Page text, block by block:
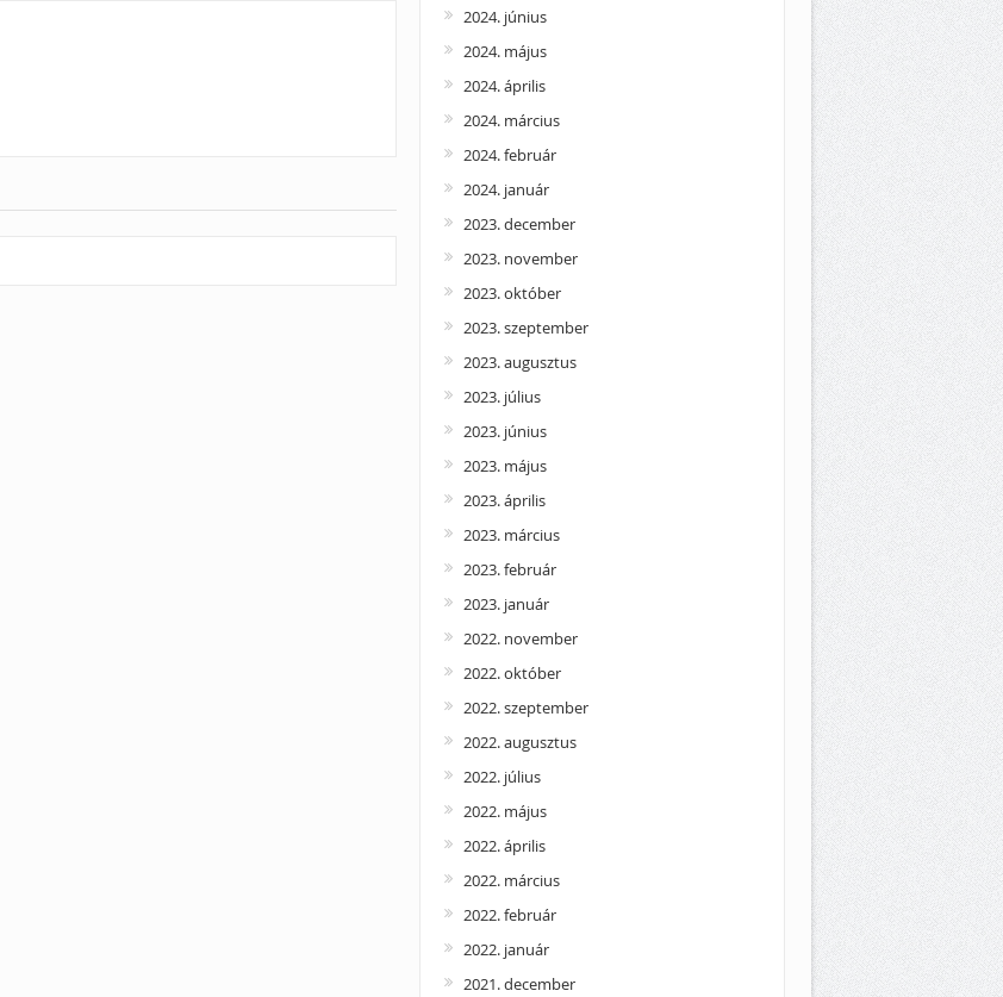
2024. június
2024. május
2024. április
2024. március
2024. február
2024. január
2023. december
2023. november
2023. október
2023. szeptember
2023. augusztus
2023. július
2023. június
2023. május
2023. április
2023. március
2023. február
2023. január
2022. november
2022. október
2022. szeptember
2022. augusztus
2022. július
2022. május
2022. április
2022. március
2022. február
2022. január
2021. december